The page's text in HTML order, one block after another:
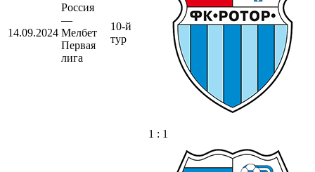
14.09.2024
Россия
—
Мелбет
Первая
лига
10-й
тур
1 : 1